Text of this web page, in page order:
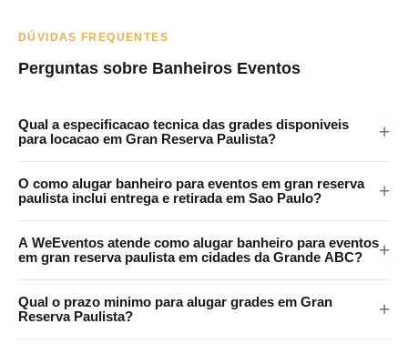
DÚVIDAS FREQUENTES
Perguntas sobre Banheiros Eventos
Qual a especificacao tecnica das grades disponiveis
para locacao em Gran Reserva Paulista?
pontos e tratamento anticorrosao. Certificadas para eventos
O como alugar banheiro para eventos em gran reserva
paulista inclui entrega e retirada em Sao Paulo?
Paulo e Grande SP. Atendemos Gran Reserva Paulista e regiao
A WeEventos atende como alugar banheiro para eventos
em gran reserva paulista em cidades da Grande ABC?
Diadema e Maua. Consulte disponibilidade pelo WhatsApp.
Qual o prazo minimo para alugar grades em Gran
Reserva Paulista?